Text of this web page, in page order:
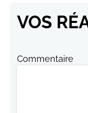
VOS
Commentaire